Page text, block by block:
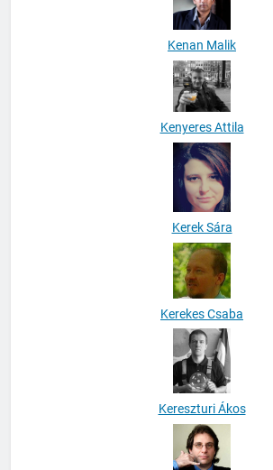
Kenan Malik
Kenyeres Attila
Kerek Sára
Kerekes Csaba
Kereszturi Ákos